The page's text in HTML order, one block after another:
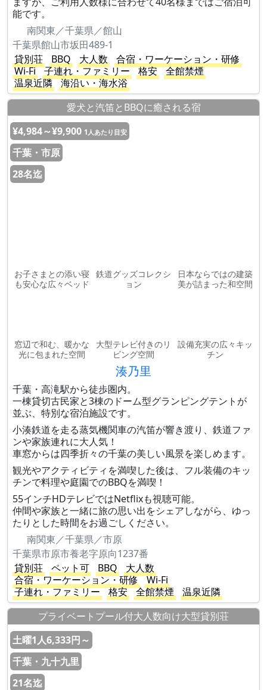
能です。
南関東／千葉県／館山
千葉県館山市坂田489-1
貸別荘
BBQ 大人数
合宿・ワーケーション・研修
Wi-Fi
子連れ・ファミリー 格安
全館禁煙
温泉近隣
海沿い・海水浴
愛犬と汽笛とBBQに癒される宿
¥4,984～¥9,900 1人あたり目安
千葉・市原
28名迄
お子さまとの添い寝
も安心な広々ベッド
鉄道グッズコレクシ
ョン
日本ならではの建築
美が詰まった和空間
窓辺で和む、暖かな
光に包まれた空間
大型テレビ付きのリ
ビング空間
設備充実の広々キッ
チン
湊乃里
千葉・高滝駅から徒歩圏内。
一棟貸切古民家と3棟のドーム型グランピングテントが
並ぶ、特別な宿泊施設です。
小湊鉄道を走る蒸気機関車の汽笛が響き渡り、鉄道ファ
ンや家族連れに大人気！
車窓からは四季折々の千葉の美しい風景を楽しめます。
観光やアクティビティを満喫した後は、フル装備のキッ
チンで料理や庭園でのBBQを満喫！
55インチHDテレビではNetflixも視聴可能。
仲間や家族と一緒に旅の思い出をシェアしながら、ゆっ
たりとした時間をお過ごしください。
南関東／千葉県／市原
千葉県市原市養老字原向1237番
貸別荘
ペット可 BBQ
大人数
合宿・ワーケーション・研修
Wi-Fi
子連れ・ファミリー
格安 全館禁煙
温泉近隣
プライベートプール付大人数向け大型貸別荘
土曜1人6,333円～
千葉・九十九里
21名迄